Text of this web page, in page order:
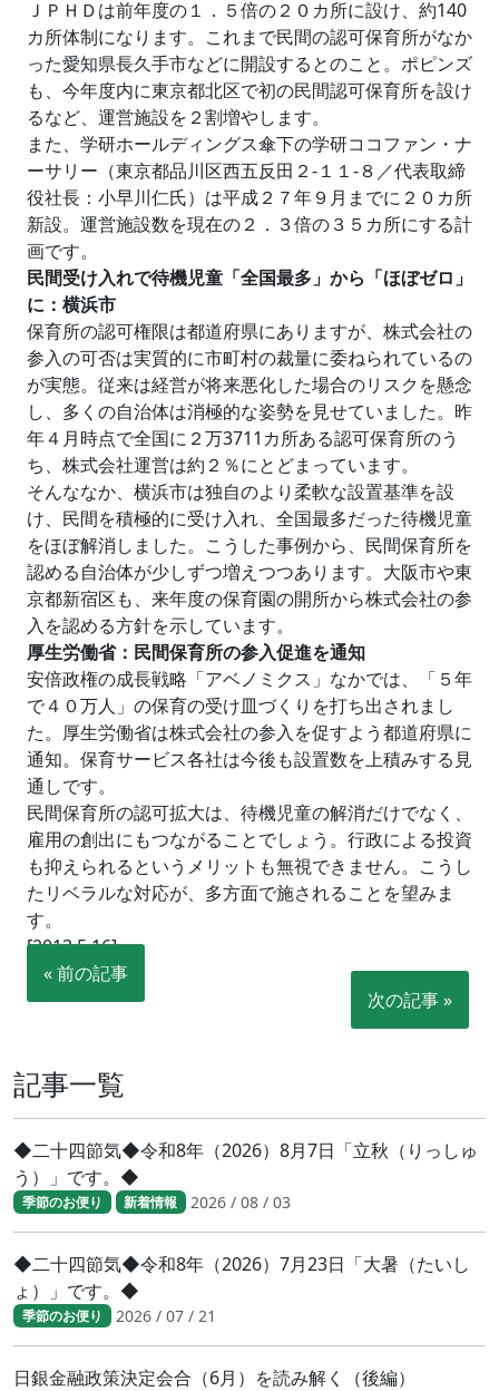
ＪＰＨＤは前年度の１．５倍の２０カ所に設け、約140
カ所体制になります。これまで民間の認可保育所がなか
った愛知県長久手市などに開設するとのこと。ポピンズ
も、今年度内に東京都北区で初の民間認可保育所を設け
るなど、運営施設を２割増やします。
また、学研ホールディングス傘下の学研ココファン・ナ
ーサリー（東京都品川区西五反田２‐１１‐８／代表取締
役社長：小早川仁氏）は平成２７年９月までに２０カ所
新設。運営施設数を現在の２．３倍の３５カ所にする計
画です。
民間受け入れで待機児童「全国最多」から「ほぼゼロ」
に：横浜市
保育所の認可権限は都道府県にありますが、株式会社の
参入の可否は実質的に市町村の裁量に委ねられているの
が実態。従来は経営が将来悪化した場合のリスクを懸念
し、多くの自治体は消極的な姿勢を見せていました。昨
年４月時点で全国に２万3711カ所ある認可保育所のう
ち、株式会社運営は約２％にとどまっています。
そんななか、横浜市は独自のより柔軟な設置基準を設
け、民間を積極的に受け入れ、全国最多だった待機児童
をほぼ解消しました。こうした事例から、民間保育所を
認める自治体が少しずつ増えつつあります。大阪市や東
京都新宿区も、来年度の保育園の開所から株式会社の参
入を認める方針を示しています。
厚生労働省：民間保育所の参入促進を通知
安倍政権の成長戦略「アベノミクス」なかでは、「５年
で４０万人」の保育の受け皿づくりを打ち出されまし
た。厚生労働省は株式会社の参入を促すよう都道府県に
通知。保育サービス各社は今後も設置数を上積みする見
通しです。
民間保育所の認可拡大は、待機児童の解消だけでなく、
雇用の創出にもつながることでしょう。行政による投資
も抑えられるというメリットも無視できません。こうし
たリベラルな対応が、多方面で施されることを望みま
す。
[2013.5.16]
« 前の記事
次の記事 »
記事一覧
◆二十四節気◆令和8年（2026）8月7日「立秋（りっしゅ
う）」です。◆
季節のお便り 新着情報 2026 / 08 / 03
◆二十四節気◆令和8年（2026）7月23日「大暑（たいし
ょ）」です。◆
季節のお便り 2026 / 07 / 21
日銀金融政策決定会合（6月）を読み解く（後編）